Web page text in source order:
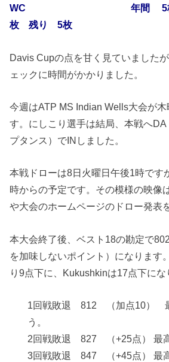
WC 年間 5枚
枚 残り 5枚
Davis Cupの点を甘く見ていました
ェックに時間がかかりました。
今週はATP MS Indian Wells大会が木
す。にしこり選手は結局、本戦へ
プタンス）でINしました。
本戦ドローは8日火曜日午後1時です
時からの予定です。その模様の映像
や大会のホームページのドロー発表
本大会終了後、ベスト18の勘定で
を加味しないポイント）になります
り9点下に、Kukushkinは17点下にな
1回戦敗退 812 （加点10）
う。
2回戦敗退 827 （+25点） 最高
3回戦敗退 847 （+45点） 最高